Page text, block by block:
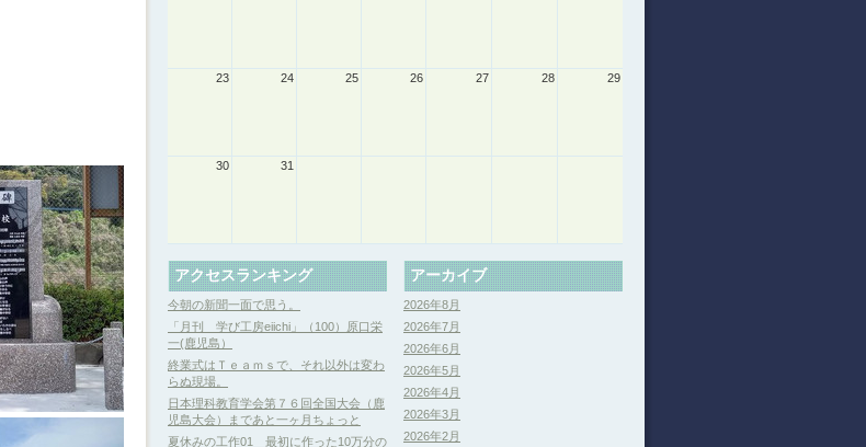
23 24 25 26 27 28 29
30 31
アクセスランキング
今朝の新聞一面で思う。
「月刊 学び工房eiichi」（100）原口栄
一(鹿児島）
終業式はＴｅａｍｓで、それ以外は変わ
らぬ現場。
日本理科教育学会第７６回全国大会（鹿
児島大会）まであと一ヶ月ちょっと
夏休みの工作01 最初に作った10万分の
アーカイブ
2026年8月
2026年7月
2026年6月
2026年5月
2026年4月
2026年3月
2026年2月